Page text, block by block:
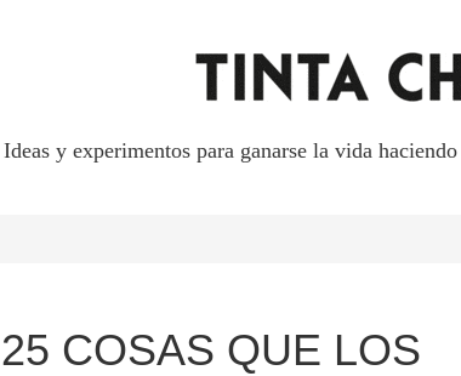
Ideas y experimentos para ganarse la vida
25 COSAS QUE LOS